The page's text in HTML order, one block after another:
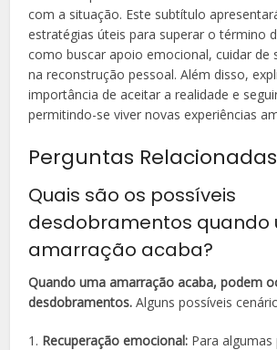
com a situação. Este subtítulo
estratégias úteis para superar o término
como buscar apoio emocional, cuidar de
na reconstrução pessoal. Além disso,
importância de aceitar a realidade e
permitindo-se viver novas experiências
Perguntas Relacionadas
Quais são os possíveis
desdobramentos quando
amarração acaba?
Quando uma amarração acaba, podem
desdobramentos. Alguns possíveis
1. Recuperação emocional: Para